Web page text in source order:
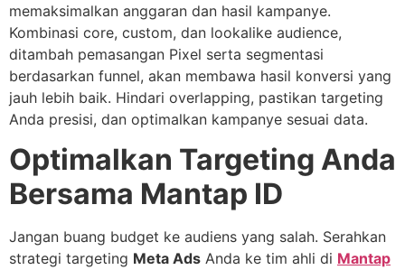
memaksimalkan anggaran dan hasil kampanye.
Kombinasi core, custom, dan lookalike audience,
ditambah pemasangan Pixel serta segmentasi
berdasarkan funnel, akan membawa hasil konversi yang
jauh lebih baik. Hindari overlapping, pastikan targeting
Anda presisi, dan optimalkan kampanye sesuai data.
Optimalkan Targeting Anda
Bersama Mantap ID
Jangan buang budget ke audiens yang salah. Serahkan
strategi targeting Meta Ads Anda ke tim ahli di Mantap